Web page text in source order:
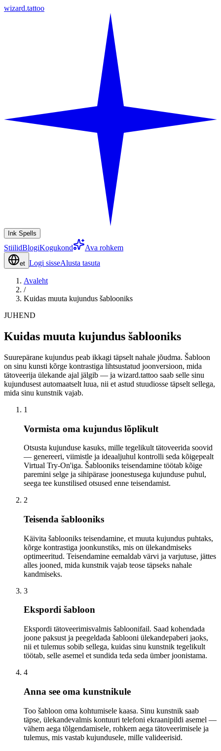
wizard.tattoo
Ink Spells
StiilidBlogiKogukond Ava rohkem
et Logi sisseAlusta tasuta
Avaleht
/
Kuidas muuta kujundus šablooniks
JUHEND
Kuidas muuta kujundus šablooniks
Suurepärane kujundus peab ikkagi täpselt nahale jõudma. Šabloon
on sinu kunsti kõrge kontrastiga lihtsustatud joonversioon, mida
tätoveerija ülekande ajal jälgib — ja wizard.tattoo saab selle sinu
kujundusest automaatselt luua, nii et astud stuudiosse täpselt sellega,
mida sinu kunstnik vajab.
1
Vormista oma kujundus lõplikult
Otsusta kujunduse kasuks, mille tegelikult tätoveerida soovid
— genereeri, viimistle ja ideaaljuhul kontrolli seda kõigepealt
Virtual Try-On'iga. Šablooniks teisendamine töötab kõige
paremini selge ja sihipärase joonestusega kujunduse puhul,
seega tee kunstilised otsused enne teisendamist.
2
Teisenda šablooniks
Käivita šablooniks teisendamine, et muuta kujundus puhtaks,
kõrge kontrastiga joonkunstiks, mis on ülekandmiseks
optimeeritud. Teisendamine eemaldab värvi ja varjutuse, jättes
alles jooned, mida kunstnik vajab teose täpseks nahale
kandmiseks.
3
Ekspordi šabloon
Ekspordi tätoveerimisvalmis šabloonifail. Saad kohendada
joone paksust ja peegeldada šablooni ülekandepaberi jaoks,
nii et tulemus sobib sellega, kuidas sinu kunstnik tegelikult
töötab, selle asemel et sundida teda seda ümber joonistama.
4
Anna see oma kunstnikule
Too šabloon oma kohtumisele kaasa. Sinu kunstnik saab
täpse, ülekandevalmis kontuuri telefoni ekraanipildi asemel —
vähem aega tõlgendamisele, rohkem aega tätoveerimisele ja
tulemus, mis vastab kujundusele, mille valideerisid.